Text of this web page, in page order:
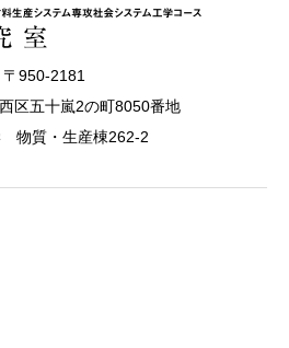
〒950-2181
区五十嵐2の町8050番地
物質・生産棟262-2